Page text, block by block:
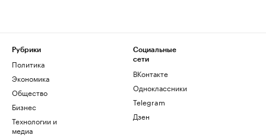
Рубрики
Политика
Экономика
Общество
Бизнес
Технологии и
медиа
Социальные
сети
ВКонтакте
Одноклассники
Telegram
Дзен